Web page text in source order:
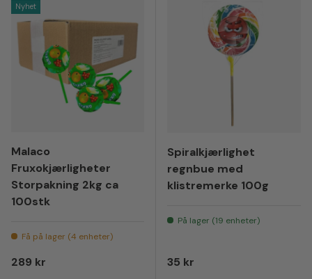
Nyhet
Malaco
Fruxokjærligheter
Storpakning 2kg ca
100stk
Få på lager (4 enheter)
Vanlig pris
289 kr
Spiralkjærlighet
regnbue med
klistremerke 100g
På lager (19 enheter)
Vanlig pris
35 kr